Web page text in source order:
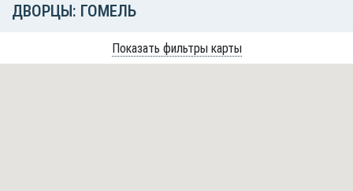
ДВОРЦЫ: ГОМЕЛЬ
Показать фильтры карты